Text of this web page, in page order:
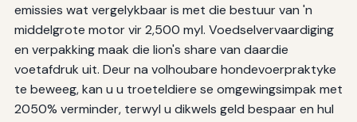
emissies wat vergelykbaar is met die bestuur van 'n
middelgrote motor vir 2,500 myl. Voedselvervaardiging
en verpakking maak die lion's share van daardie
voetafdruk uit. Deur na volhoubare hondevoerpraktyke
te beweeg, kan u u troeteldiere se omgewingsimpak met
2050% verminder, terwyl u dikwels geld bespaar en hul